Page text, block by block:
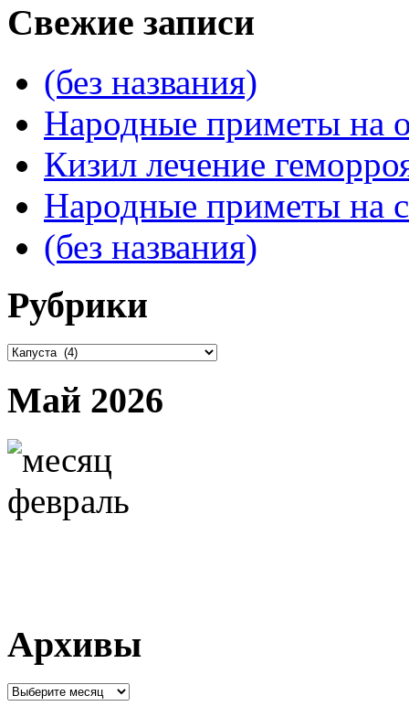
Свежие записи
(без названия)
Народные приметы на
Кизил лечение
Народные приметы на
(без названия)
Рубрики
Рубрики
Май 2026
Архивы
Архивы